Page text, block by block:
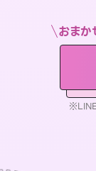
おまか